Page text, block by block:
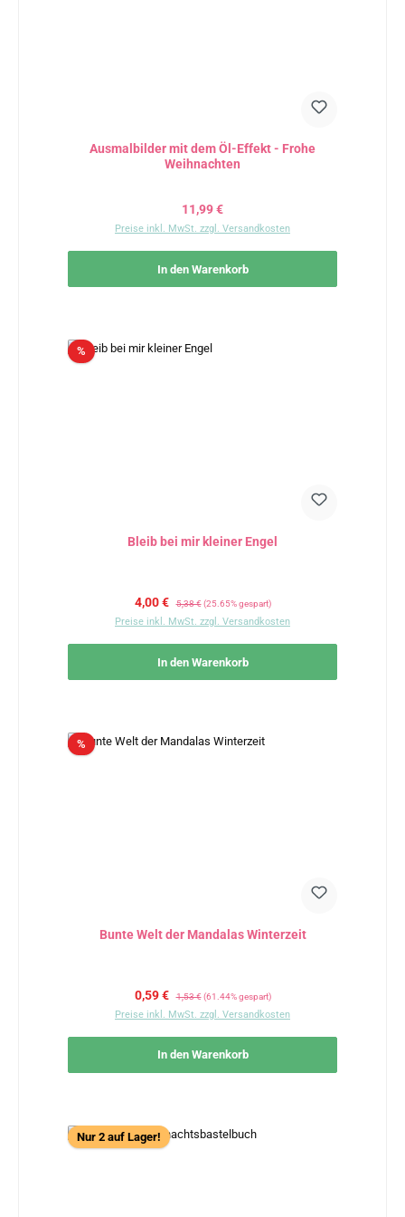
Ausmalbilder mit dem Öl-Effekt - Frohe
Weihnachten
Regulärer Preis:
11,99 €
Preise inkl. MwSt. zzgl. Versandkosten
In den Warenkorb
%Rabatt
Bleib bei mir kleiner Engel
Verkaufspreis:
4,00 € Regulärer Preis:
5,38 € (25.65% gespart)
Preise inkl. MwSt. zzgl. Versandkosten
In den Warenkorb
%Rabatt
Bunte Welt der Mandalas Winterzeit
Verkaufspreis:
0,59 € Regulärer Preis:
1,53 € (61.44% gespart)
Preise inkl. MwSt. zzgl. Versandkosten
In den Warenkorb
Nur 2 auf Lager!